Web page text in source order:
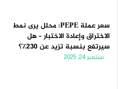
سعر عملة PEPE: محلل يرى نمط
الاختراق وإعادة الاختبار – هل
سيرتفع بنسبة تزيد عن 230٪؟
سبتمبر 24, 2025